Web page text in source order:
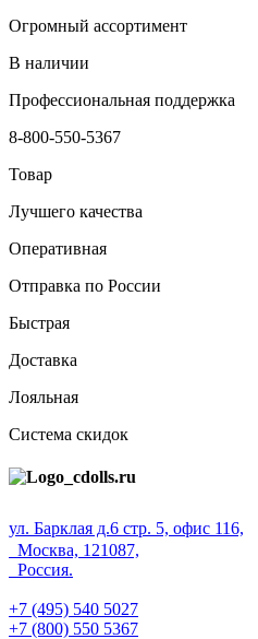
Огромный ассортимент
В наличии
Профессиональная поддержка
8-800-550-5367
Товар
Лучшего качества
Оперативная
Отправка по России
Быстрая
Доставка
Лояльная
Система скидок
ул. Барклая д.6 стр. 5, офис 116,
Москва, 121087,
Россия.
+7 (495) 540 5027
+7 (800) 550 5367